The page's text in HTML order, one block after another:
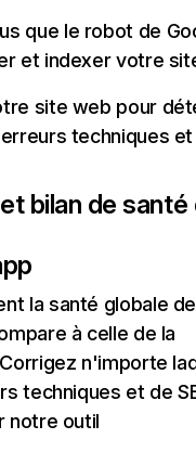
que le robot de
et indexer votre
site web pour
techniques et
bilan de santé
la santé globale
à celle de la
n'importe
techniques et de
notre outil